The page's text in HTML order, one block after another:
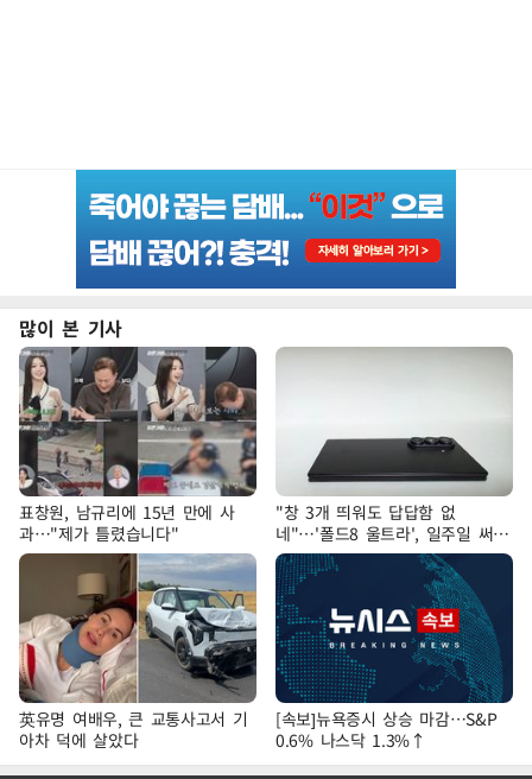
많이 본 기사
표창원, 남규리에 15년 만에 사
과…"제가 틀렸습니다"
"창 3개 띄워도 답답함 없
네"…'폴드8 울트라', 일주일 써보
니
英유명 여배우, 큰 교통사고서 기
아차 덕에 살았다
[속보]뉴욕증시 상승 마감…S&P
0.6% 나스닥 1.3%↑